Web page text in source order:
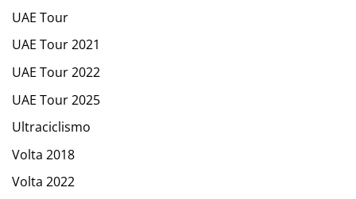
UAE Tour
UAE Tour 2021
UAE Tour 2022
UAE Tour 2025
Ultraciclismo
Volta 2018
Volta 2022